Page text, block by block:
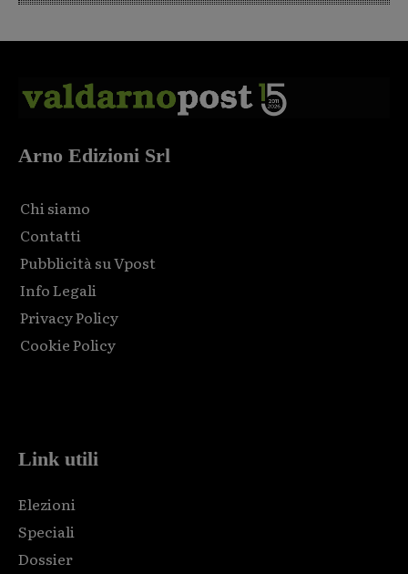
Arno Edizioni Srl
Chi siamo
Contatti
Pubblicità su Vpost
Info Legali
Privacy Policy
Cookie Policy
Link utili
Elezioni
Speciali
Dossier